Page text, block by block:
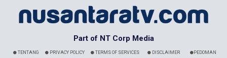
Part of NT Corp Media
TENTANG PRIVACY POLICY TERMS OF SERVICES DISCLAIMER PEDOMAN